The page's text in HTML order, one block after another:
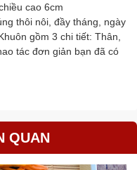
cao 6cm
thôi nôi, đầy tháng, ngày
gồm 3 chi tiết: Thân,
tác đơn giản bạn đã có
QUAN